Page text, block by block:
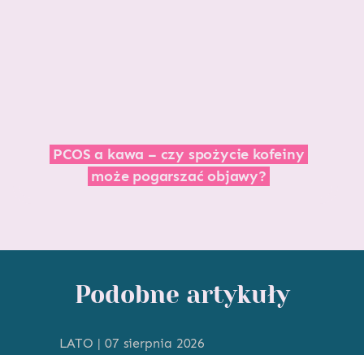
PCOS a kawa – czy spożycie kofeiny
może pogarszać objawy?
Podobne artykuły
LATO | 07 sierpnia 2026